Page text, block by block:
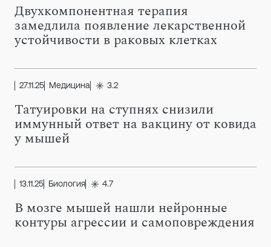
Двухкомпонентная терапия
замедлила появление лекарственной
устойчивости в раковых клетках
27.11.25 Медицина 3.2
Татуировки на ступнях снизили
иммунный ответ на вакцину от ковида
у мышей
13.11.25 Биология 4.7
В мозге мышей нашли нейронные
контуры агрессии и самоповреждения